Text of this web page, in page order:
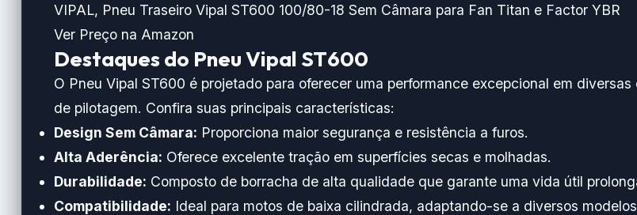
VIPAL, Pneu Traseiro Vipal ST600 100/80-18 Sem Câmara para Fan Titan e Factor YBR
Ver Preço na Amazon
Destaques do Pneu Vipal ST600
O Pneu Vipal ST600 é projetado para oferecer uma performance excepcional em diversas
de pilotagem. Confira suas principais características:
Design Sem Câmara: Proporciona maior segurança e resistência a furos.
Alta Aderência: Oferece excelente tração em superfícies secas e molhadas.
Durabilidade: Composto de borracha de alta qualidade que garante uma vida útil
Compatibilidade: Ideal para motos de baixa cilindrada, adaptando-se a diversos